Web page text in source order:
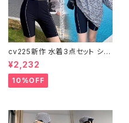
cv225新作 水着3点セット シア
ートップス ラッシュガード 長袖
日焼け防止 体型カバー
¥2,232
10%OFF